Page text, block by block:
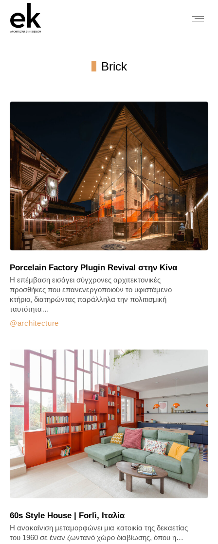
Brick
Porcelain Factory Plugin Revival στην Κίνα
architecture
Η επέμβαση εισάγει σύγχρονες αρχιτεκτονικές
προσθήκες που επανενεργοποιούν το υφιστάμενο
κτήριο, διατηρώντας παράλληλα την πολιτισμική
ταυτότητα…
60s Style House | Forlì, Ιταλία
Η ανακαίνιση μεταμορφώνει μια κατοικία της δεκαετίας
του 1960 σε έναν ζωντανό χώρο διαβίωσης, όπου η…